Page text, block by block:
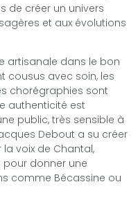
de créer un univers
et aux évolutions
artisanale dans le bon
cousus avec soin, les
chorégraphies sont
authenticité est
public, très sensible à
Debout a su créer
voix de Chantal,
donner une
comme Bécassine ou